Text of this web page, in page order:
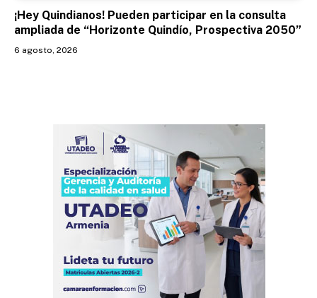
¡Hey Quindianos! Pueden participar en la consulta
ampliada de “Horizonte Quindío, Prospectiva 2050”
6 agosto, 2026